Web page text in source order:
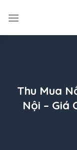
Thu Mua
Nội – Giá